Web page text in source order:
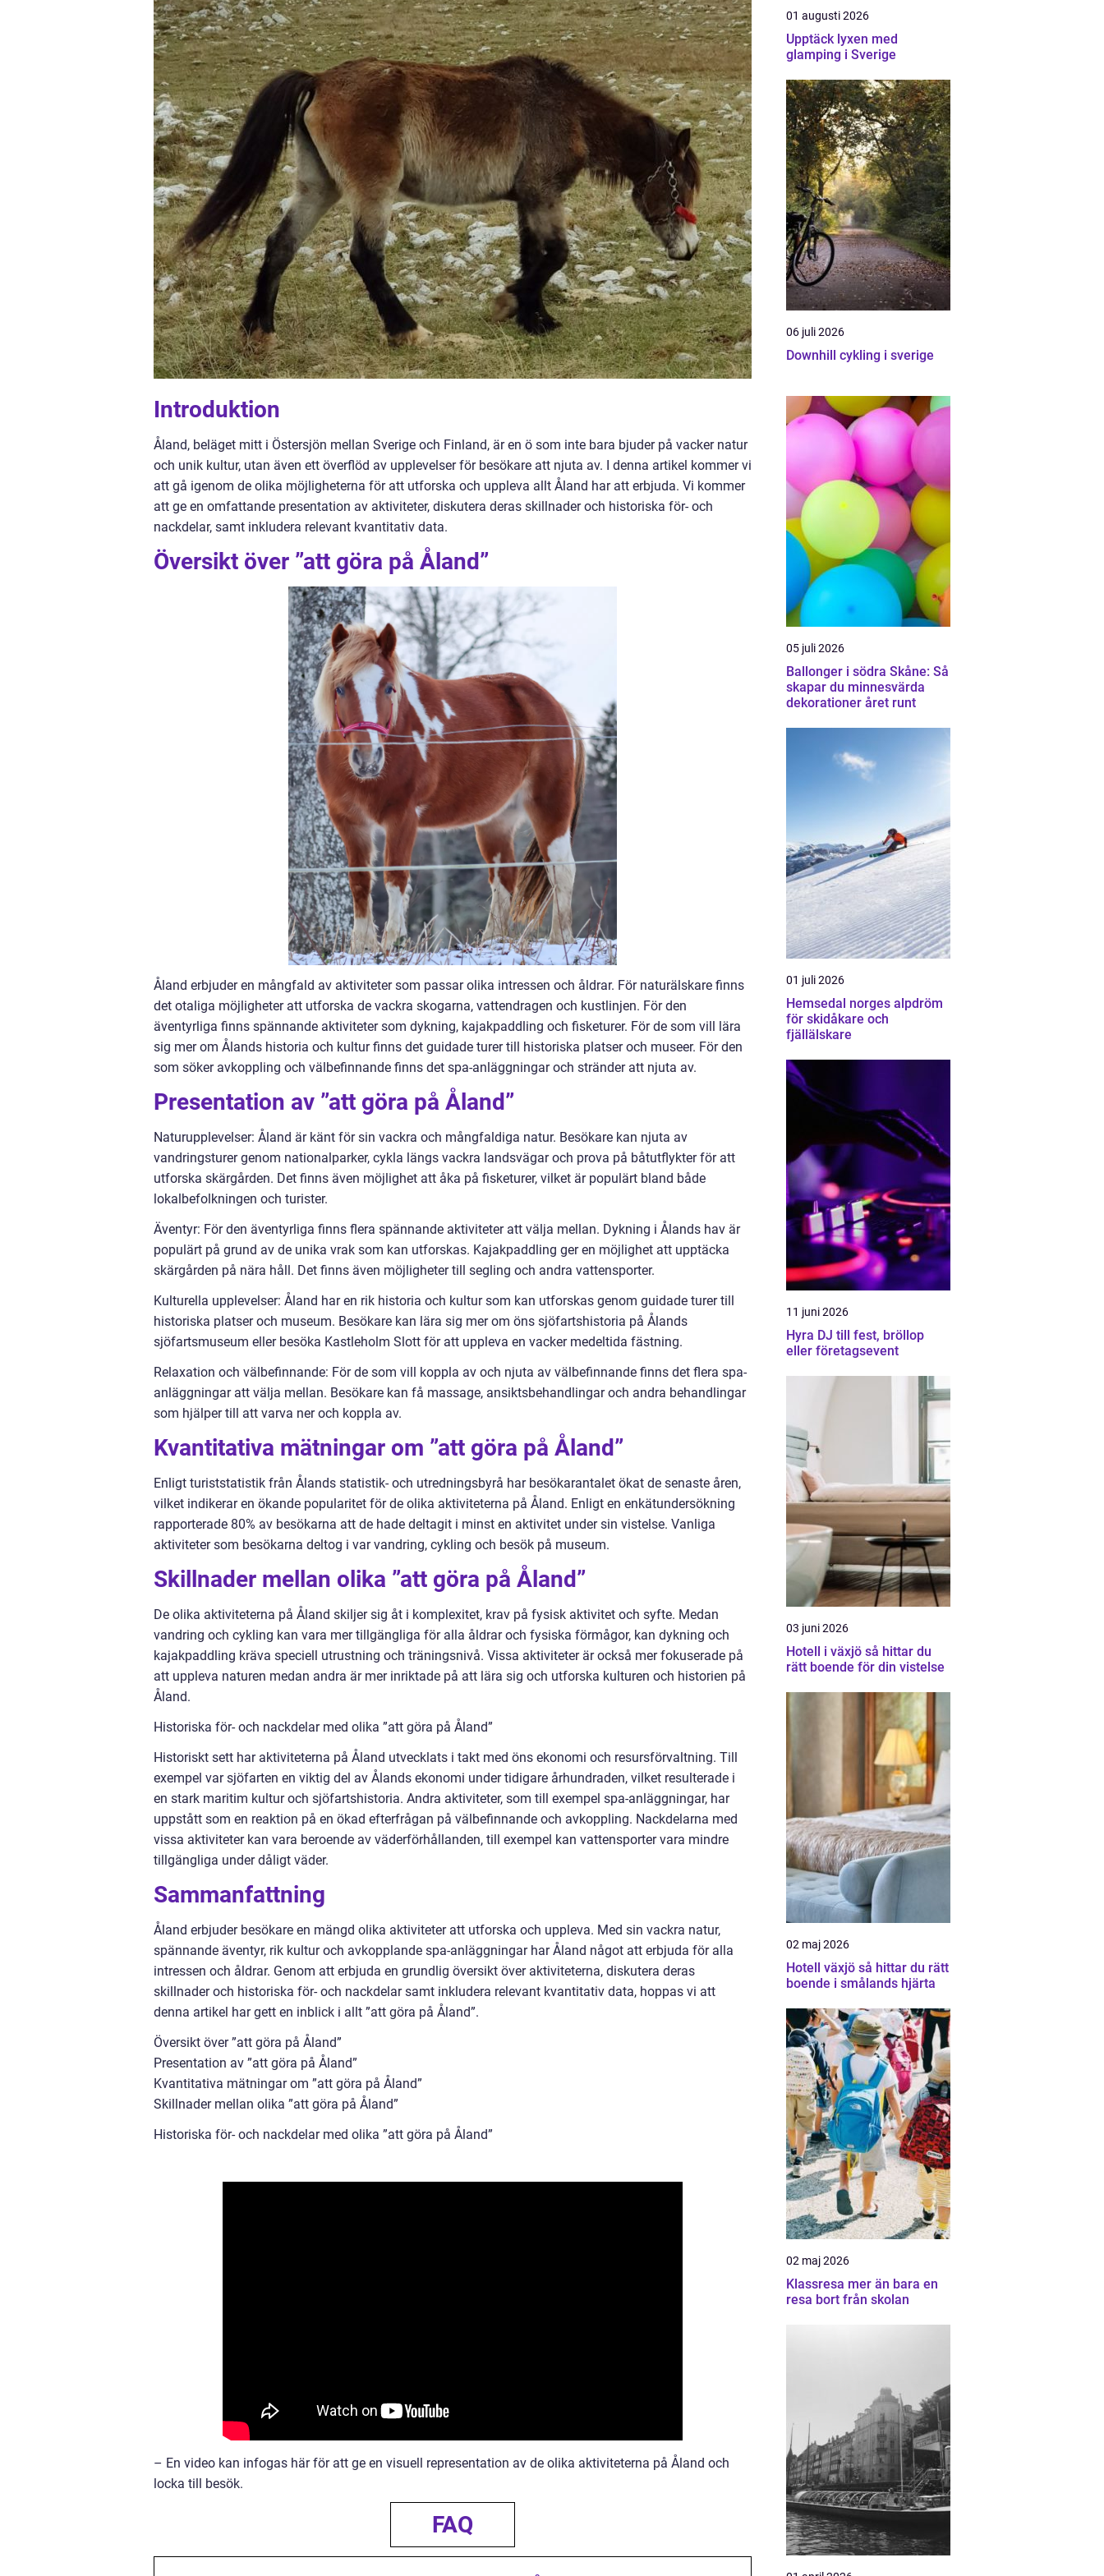
Introduktion
Åland, beläget mitt i Östersjön mellan Sverige och Finland, är en ö som inte bara bjuder på vacker natur
och unik kultur, utan även ett överflöd av upplevelser för besökare att njuta av. I denna artikel kommer vi
att gå igenom de olika möjligheterna för att utforska och uppleva allt Åland har att erbjuda. Vi kommer
att ge en omfattande presentation av aktiviteter, diskutera deras skillnader och historiska för- och
nackdelar, samt inkludera relevant kvantitativ data.
Översikt över ”att göra på Åland”
Åland erbjuder en mångfald av aktiviteter som passar olika intressen och åldrar. För naturälskare finns
det otaliga möjligheter att utforska de vackra skogarna, vattendragen och kustlinjen. För den
äventyrliga finns spännande aktiviteter som dykning, kajakpaddling och fisketurer. För de som vill lära
sig mer om Ålands historia och kultur finns det guidade turer till historiska platser och museer. För den
som söker avkoppling och välbefinnande finns det spa-anläggningar och stränder att njuta av.
Presentation av ”att göra på Åland”
Naturupplevelser: Åland är känt för sin vackra och mångfaldiga natur. Besökare kan njuta av
vandringsturer genom nationalparker, cykla längs vackra landsvägar och prova på båtutflykter för att
utforska skärgården. Det finns även möjlighet att åka på fisketurer, vilket är populärt bland både
lokalbefolkningen och turister.
Äventyr: För den äventyrliga finns flera spännande aktiviteter att välja mellan. Dykning i Ålands hav är
populärt på grund av de unika vrak som kan utforskas. Kajakpaddling ger en möjlighet att upptäcka
skärgården på nära håll. Det finns även möjligheter till segling och andra vattensporter.
Kulturella upplevelser: Åland har en rik historia och kultur som kan utforskas genom guidade turer till
historiska platser och museum. Besökare kan lära sig mer om öns sjöfartshistoria på Ålands
sjöfartsmuseum eller besöka Kastleholm Slott för att uppleva en vacker medeltida fästning.
Relaxation och välbefinnande: För de som vill koppla av och njuta av välbefinnande finns det flera spa-
anläggningar att välja mellan. Besökare kan få massage, ansiktsbehandlingar och andra behandlingar
som hjälper till att varva ner och koppla av.
Kvantitativa mätningar om ”att göra på Åland”
Enligt turiststatistik från Ålands statistik- och utredningsbyrå har besökarantalet ökat de senaste åren,
vilket indikerar en ökande popularitet för de olika aktiviteterna på Åland. Enligt en enkätundersökning
rapporterade 80% av besökarna att de hade deltagit i minst en aktivitet under sin vistelse. Vanliga
aktiviteter som besökarna deltog i var vandring, cykling och besök på museum.
Skillnader mellan olika ”att göra på Åland”
De olika aktiviteterna på Åland skiljer sig åt i komplexitet, krav på fysisk aktivitet och syfte. Medan
vandring och cykling kan vara mer tillgängliga för alla åldrar och fysiska förmågor, kan dykning och
kajakpaddling kräva speciell utrustning och träningsnivå. Vissa aktiviteter är också mer fokuserade på
att uppleva naturen medan andra är mer inriktade på att lära sig och utforska kulturen och historien på
Åland.
Historiska för- och nackdelar med olika ”att göra på Åland”
Historiskt sett har aktiviteterna på Åland utvecklats i takt med öns ekonomi och resursförvaltning. Till
exempel var sjöfarten en viktig del av Ålands ekonomi under tidigare århundraden, vilket resulterade i
en stark maritim kultur och sjöfartshistoria. Andra aktiviteter, som till exempel spa-anläggningar, har
uppstått som en reaktion på en ökad efterfrågan på välbefinnande och avkoppling. Nackdelarna med
vissa aktiviteter kan vara beroende av väderförhållanden, till exempel kan vattensporter vara mindre
tillgängliga under dåligt väder.
Sammanfattning
Åland erbjuder besökare en mängd olika aktiviteter att utforska och uppleva. Med sin vackra natur,
spännande äventyr, rik kultur och avkopplande spa-anläggningar har Åland något att erbjuda för alla
intressen och åldrar. Genom att erbjuda en grundlig översikt över aktiviteterna, diskutera deras
skillnader och historiska för- och nackdelar samt inkludera relevant kvantitativ data, hoppas vi att
denna artikel har gett en inblick i allt ”att göra på Åland”.
Översikt över ”att göra på Åland”
Presentation av ”att göra på Åland”
Kvantitativa mätningar om ”att göra på Åland”
Skillnader mellan olika ”att göra på Åland”
Historiska för- och nackdelar med olika ”att göra på Åland”
– En video kan infogas här för att ge en visuell representation av de olika aktiviteterna på Åland och
locka till besök.
FAQ
01 augusti 2026
Upptäck lyxen med
glamping i Sverige
06 juli 2026
Downhill cykling i sverige
05 juli 2026
Ballonger i södra Skåne: Så
skapar du minnesvärda
dekorationer året runt
01 juli 2026
Hemsedal norges alpdröm
för skidåkare och
fjällälskare
11 juni 2026
Hyra DJ till fest, bröllop
eller företagsevent
03 juni 2026
Hotell i växjö så hittar du
rätt boende för din vistelse
02 maj 2026
Hotell växjö så hittar du rätt
boende i smålands hjärta
02 maj 2026
Klassresa mer än bara en
resa bort från skolan